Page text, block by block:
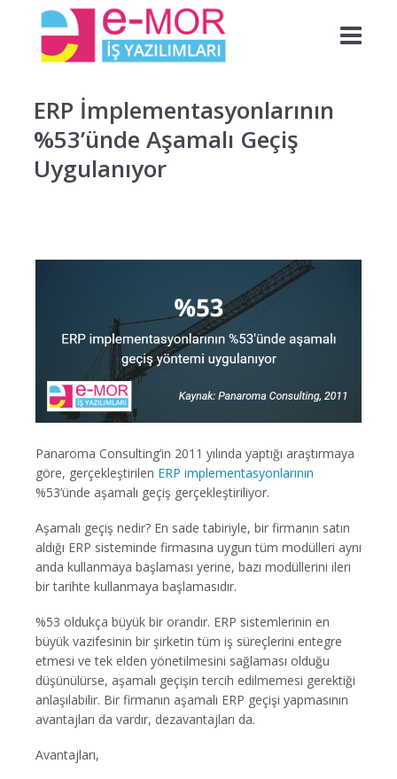
ERP İmplementasyonlarının
%53’ünde Aşamalı Geçiş
Uygulanıyor
Panaroma Consulting’in 2011 yılında yaptığı araştırmaya
göre, gerçekleştirilen ERP implementasyonlarının
%53’ünde aşamalı geçiş gerçekleştiriliyor.
Aşamalı geçiş nedir? En sade tabiriyle, bir firmanın satın
aldığı ERP sisteminde firmasına uygun tüm modülleri aynı
anda kullanmaya başlaması yerine, bazı modüllerini ileri
bir tarihte kullanmaya başlamasıdır.
%53 oldukça büyük bir orandır. ERP sistemlerinin en
büyük vazifesinin bir şirketin tüm iş süreçlerini entegre
etmesi ve tek elden yönetilmesini sağlaması olduğu
düşünülürse, aşamalı geçişin tercih edilmemesi gerektiği
anlaşılabilir. Bir firmanın aşamalı ERP geçişi yapmasının
avantajları da vardır, dezavantajları da.
Avantajları,